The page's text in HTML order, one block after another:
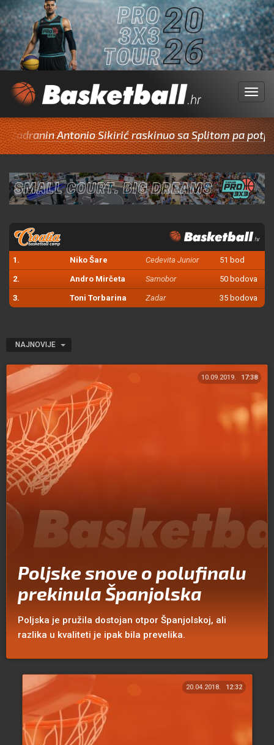
Menu
Antonio Sikirić raskinuo sa Splitom pa potpisao
1. Niko Šare Cedevita Junior 51 bod
2. Andro Mirčeta Samobor 50 bodova
3. Toni Torbarina Zadar 35 bodova
NAJNOVIJE
10.09.2019. 17:38
Poljske snove o polufinalu
prekinula Španjolska
Poljska je pružila dostojan otpor Španjolskoj, ali
razlika u kvaliteti je ipak bila prevelika.
20.04.2018. 12:32